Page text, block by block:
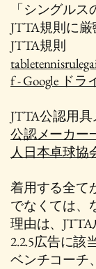
「シングルス
JTTA規則に厳
​JTTA規則
f - Google ドラ
JTTA公認用
公認メーカー
人日本卓球協
着用する全て
でなくては、
理由は、
2.2.5広告に該
ベンチコーチ